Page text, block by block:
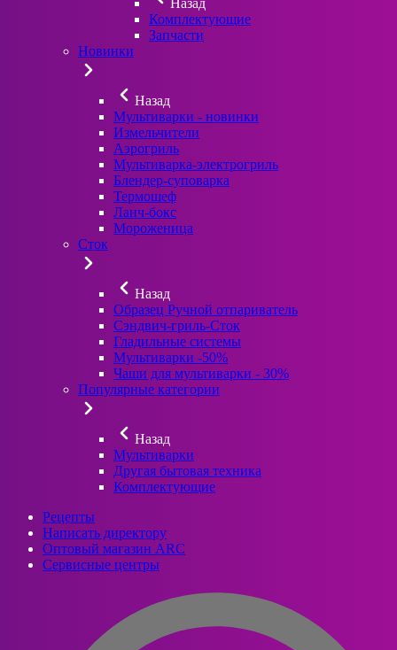
Комплектующие
Запчасти
Новинки
Назад
Мультиварки - новинки
Измельчители
Аэрогриль
Мультиварка-электрогриль
Блендер-суповарка
Термошеф
Ланч-бокс
Мороженица
Сток
Назад
Образец Ручной отпариватель
Сэндвич-гриль-Сток
Гладильные системы
Мультиварки -50%
Чаши для мультиварки - 30%
Популярные категории
Назад
Мультиварки
Другая бытовая техника
Комплектующие
Рецепты
Написать директору
Оптовый магазин ARC
Сервисные центры